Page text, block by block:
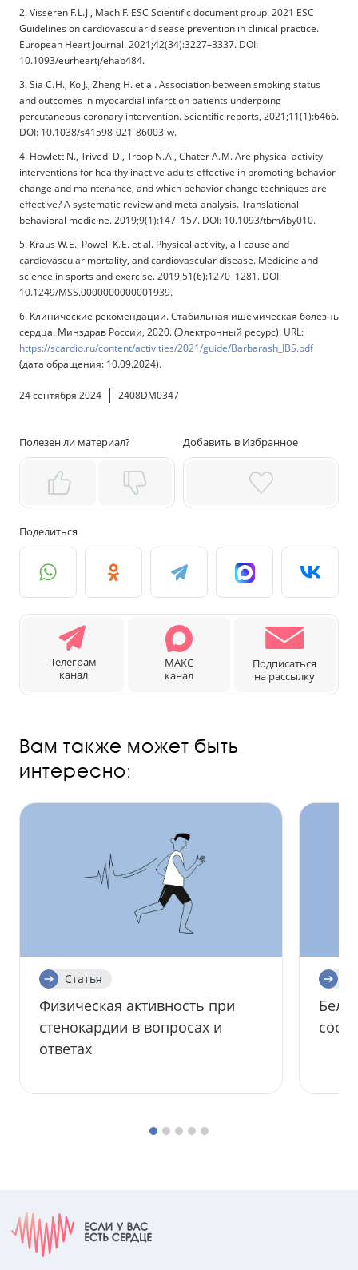
2. Visseren F. L. J., Mach F. ESC Scientific document group. 2021 ESC
Guidelines on cardiovascular disease prevention in clinical practice.
European Heart Journal. 2021;42(34):3227–3337. DOI:
10.1093/eurheartj/ehab484.
3. Sia C. H., Ko J., Zheng H. et al. Association between smoking status
and outcomes in myocardial infarction patients undergoing
percutaneous coronary intervention. Scientific reports, 2021;11(1):6466.
DOI: 10.1038/s41598-021-86003-w.
4. Howlett N., Trivedi D., Troop N. A., Chater A. M. Are physical activity
interventions for healthy inactive adults effective in promoting behavior
change and maintenance, and which behavior change techniques are
effective? A systematic review and meta-analysis. Translational
behavioral medicine. 2019;9(1):147–157. DOI: 10.1093/tbm/iby010.
5. Kraus W. E., Powell K. E. et al. Physical activity, all-cause and
cardiovascular mortality, and cardiovascular disease. Medicine and
science in sports and exercise. 2019;51(6):1270–1281. DOI:
10.1249/MSS.0000000000001939.
6. Клинические рекомендации. Стабильная ишемическая болезнь
сердца. Минздрав России, 2020. (Электронный ресурс). URL:
https://scardio.ru/content/activities/2021/guide/Barbarash_IBS.pdf
(дата обращения: 10.09.2024).
24 сентября 2024 2408DM0347
Полезен ли материал? Добавить в Избранное
Поделиться
Телеграм
канал
МАКС
канал
Подписаться
на рассылку
Вам также может быть
интересно:
Статья
Физическая активность при
стенокардии в вопросах и
ответах